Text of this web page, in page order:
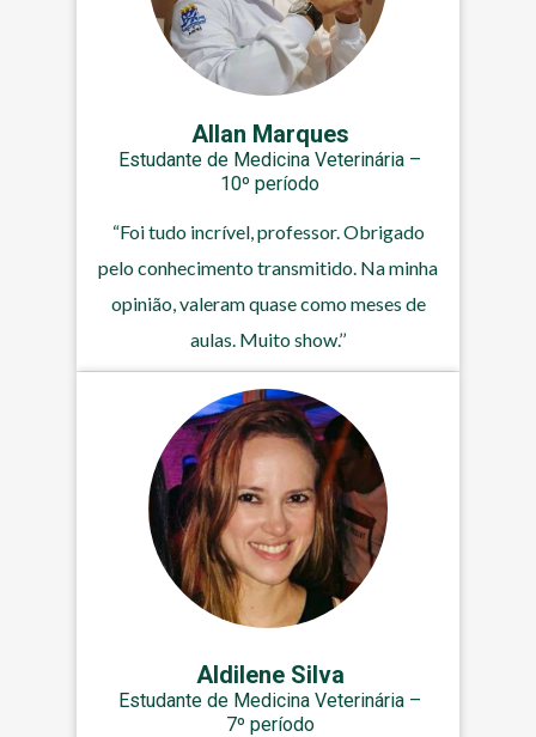
“Foi tudo incrível, professor. Obrigado
pelo conhecimento transmitido. Na minha
opinião, valeram quase como meses de
aulas. Muito show.’’
Estudante de Medicina Veterinária –
10º período
Allan Marques
Estudante de Medicina Veterinária –
7º período
Aldilene Silva